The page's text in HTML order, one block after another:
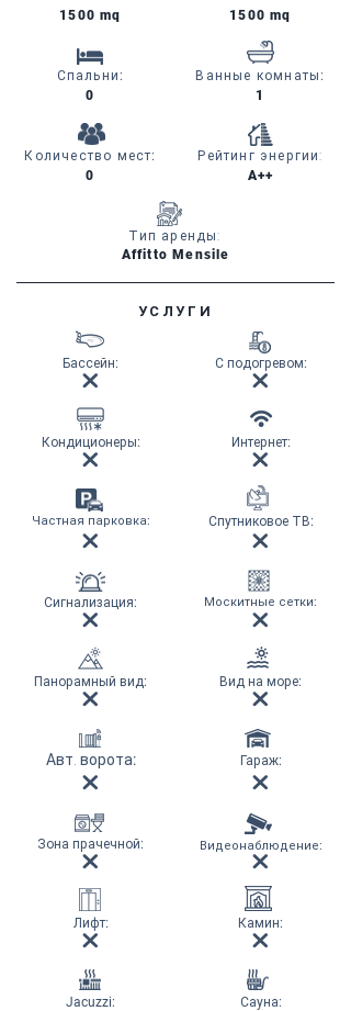
1500 mq
Спальни:
0
Количество мест:
0
1500 mq
Ванные комнаты:
1
Рейтинг энергии:
A++
Тип аренды:
Affitto Mensile
УСЛУГИ
Бассейн:
Кондиционеры:
Частная парковка:
Сигнализация:
Панорамный вид:
Авт. ворота:
Зона прачечной:
Лифт:
Jacuzzi:
С подогревом:
Интернет:
Спутниковое ТВ:
Москитные сетки:
Вид на море:
Гараж:
Видеонаблюдение:
Камин:
Сауна: